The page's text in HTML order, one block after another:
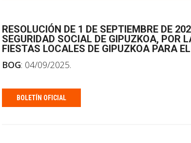
RESOLUCIÓN DE 1 DE SEPTIEMBRE DE
SEGURIDAD SOCIAL DE GIPUZKOA, POR
FIESTAS LOCALES DE GIPUZKOA PARA
BOG: 04/09/2025.
BOLETÍN OFICIAL